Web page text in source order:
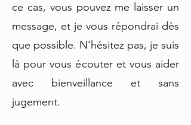
ce cas, vous pouvez me laisser un
message, et je vous répondrai dès
que possible. N’hésitez pas, je suis
là pour vous écouter et vous aider
avec bienveillance et sans
jugement.